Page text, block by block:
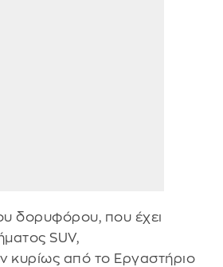
δορυφόρου, που έχει
SUV,
κυρίως από το Εργαστήριο